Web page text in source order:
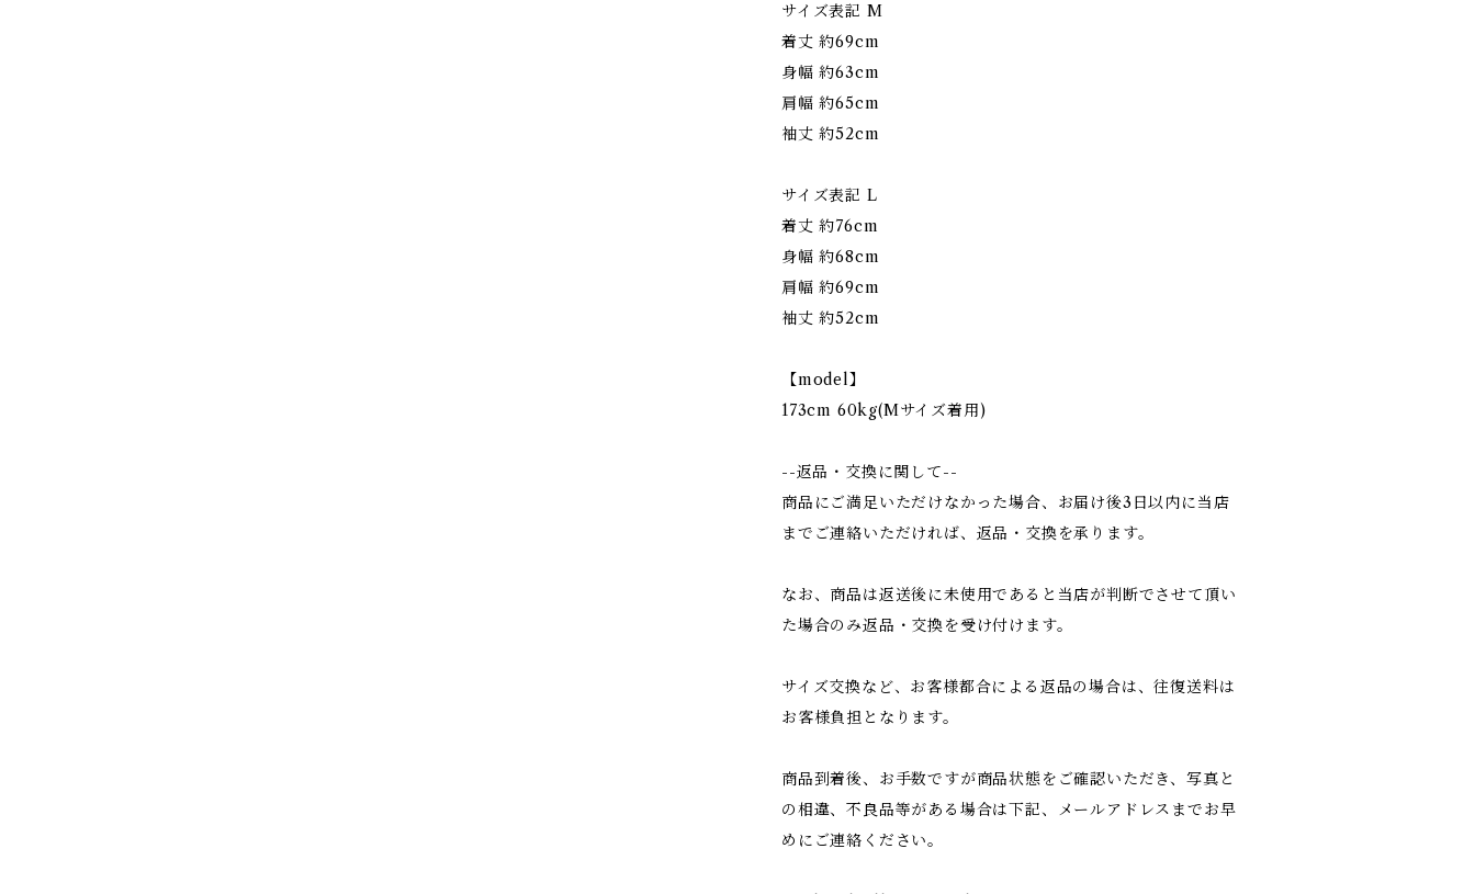
サイズ表記 M
着丈 約69cm
身幅 約63cm
肩幅 約65cm
袖丈 約52cm
サイズ表記 L
着丈 約76cm
身幅 約68cm
肩幅 約69cm
袖丈 約52cm
【model】
173cm 60kg(Mサイズ着用)
--返品・交換に関して--
商品にご満足いただけなかった場合、お届け後3日以内に当店
までご連絡いただければ、返品・交換を承ります。
なお、商品は返送後に未使用であると当店が判断でさせて頂い
た場合のみ返品・交換を受け付けます。
サイズ交換など、お客様都合による返品の場合は、往復送料は
お客様負担となります。
商品到着後、お手数ですが商品状態をご確認いただき、写真と
の相違、不良品等がある場合は下記、メールアドレスまでお早
めにご連絡ください。